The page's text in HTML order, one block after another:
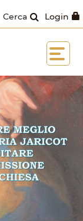
Login
Cerca